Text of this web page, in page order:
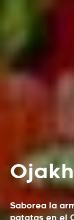
Saborea la
patatas en el